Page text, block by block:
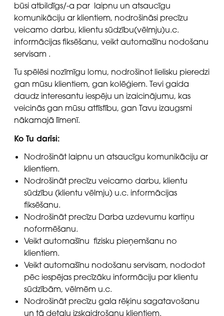
būsi atbildīgs/-a par laipnu un atsaucīgu
komunikāciju ar klientiem, nodrošināsi precīzu
veicamo darbu, klientu sūdzību(vēlmju)u.c.
informācijas fiksēšanu, veikt automašīnu nodošanu
servisam .
Tu spēlēsi nozīmīgu lomu, nodrošinot lielisku pieredzi
gan mūsu klientiem, gan kolēģiem. Tevi gaida
daudz interesantu iespēju un izaicinājumu, kas
veicinās gan mūsu attīstību, gan Tavu izaugsmi
nākamajā līmenī.
Ko Tu darīsi:
Nodrošināt laipnu un atsaucīgu komunikāciju ar
klientiem.
Nodrošināt precīzu veicamo darbu, klientu
sūdzību (klientu vēlmju) u.c. informācijas
fiksēšanu.
Nodrošināt precīzu Darba uzdevumu kartiņu
noformēšanu.
Veikt automašīnu fizisku pieņemšanu no
klientiem.
Veikt automašīnu nodošanu servisam, nododot
pēc iespējas precīzāku informāciju par klientu
sūdzībām, vēlmēm u.c.
Nodrošināt precīzu gala rēķinu sagatavošanu
un tā detaļu izskaidrošanu klientiem.